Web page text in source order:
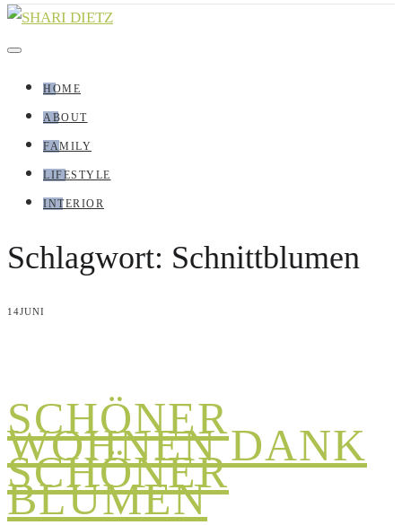
HOME
ABOUT
FAMILY
LIFESTYLE
INTERIOR
Schlagwort: Schnittblumen
14JUNI
SCHÖNER
WOHNEN DANK
SCHÖNER
BLUMEN